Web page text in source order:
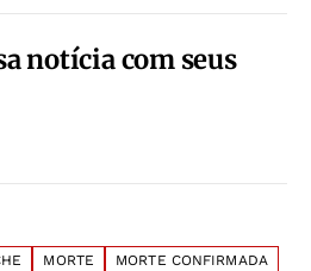
notícia com seus
MORTE
MORTE CONFIRMADA